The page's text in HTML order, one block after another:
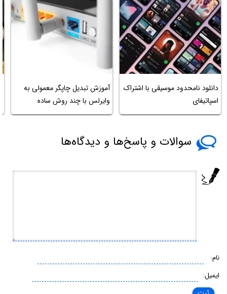
دانلود نامحدود موسیقی با اشتراک
اسپاتیفای
آموزش تبدیل چاپگر معمولی به
وایرلس با چند روش ساده
سوالات و پاسخ‌ها و دیدگاه‌ها
نام:
ایمیل: